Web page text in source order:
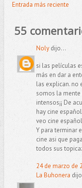
Entrada más reciente
55
Nolydijo...
si las películas
más en dar a
las explican. no
somos la mente
intensos¡¡ De
hay cine
veo cine
Y para terminar
cine asi que
todos sus
24 de marzo de
La Buhonera